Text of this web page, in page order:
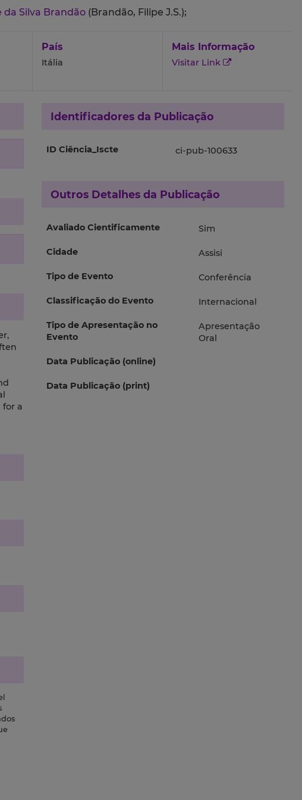
da Silva Brandão (Brandão, Filipe J.S.);
País
Itália
Mais Informação
Visitar Link
for a
Identificadores da Publicação
ID Ciência_Iscte ci-pub-100633
Outros Detalhes da Publicação
Avaliado Cientificamente Sim
Cidade Assisi
Tipo de Evento Conferência
Classificação do Evento Internacional
Tipo de Apresentação no
Evento
Apresentação
Oral
Data Publicação (online)
Data Publicação (print)